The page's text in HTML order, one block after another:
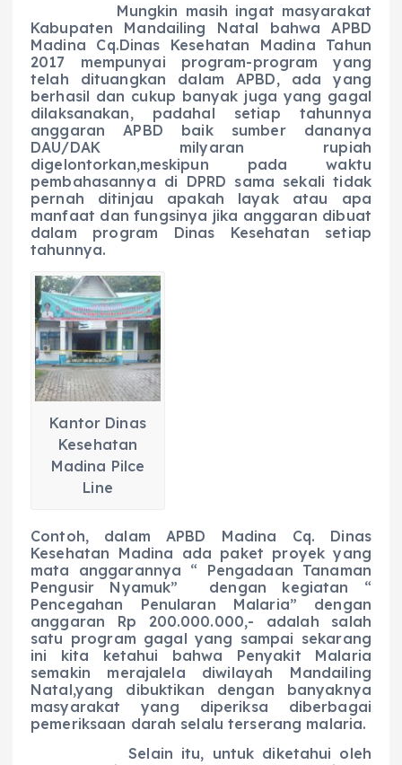
Mungkin masih ingat masyarakat
Kabupaten Mandailing Natal bahwa APBD
Madina Cq.Dinas Kesehatan Madina Tahun
2017 mempunyai program-program yang
telah dituangkan dalam APBD, ada yang
berhasil dan cukup banyak juga yang gagal
dilaksanakan, padahal setiap tahunnya
anggaran APBD baik sumber dananya
DAU/DAK milyaran rupiah
digelontorkan,meskipun pada waktu
pembahasannya di DPRD sama sekali tidak
pernah ditinjau apakah layak atau apa
manfaat dan fungsinya jika anggaran dibuat
dalam program Dinas Kesehatan setiap
tahunnya.
Kantor Dinas
Kesehatan
Madina Pilce
Line
Contoh, dalam APBD Madina Cq. Dinas
Kesehatan Madina ada paket proyek yang
mata anggarannya “ Pengadaan Tanaman
Pengusir Nyamuk” dengan kegiatan “
Pencegahan Penularan Malaria” dengan
anggaran Rp 200.000.000,- adalah salah
satu program gagal yang sampai sekarang
ini kita ketahui bahwa Penyakit Malaria
semakin merajalela diwilayah Mandailing
Natal,yang dibuktikan dengan banyaknya
masyarakat yang diperiksa diberbagai
pemeriksaan darah selalu terserang malaria.
Selain itu, untuk diketahui oleh